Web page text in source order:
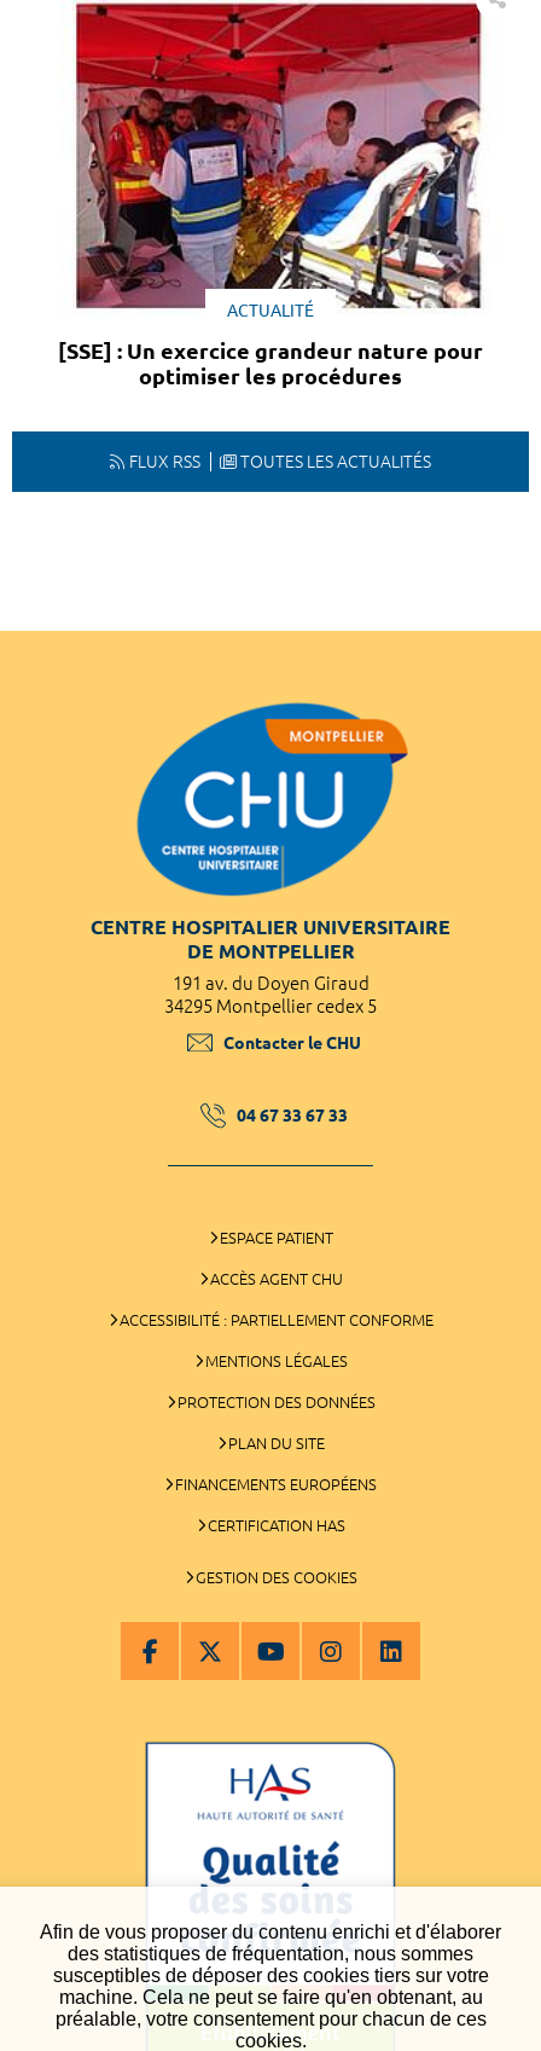
Afin de vous proposer du contenu enrichi et d'élaborer
des statistiques de fréquentation, nous sommes
susceptibles de déposer des cookies tiers sur votre
machine. Cela ne peut se faire qu'en obtenant, au
préalable, votre consentement pour chacun de ces
cookies.
ACTUALITÉ
[SSE] : Un exercice grandeur nature pour
optimiser les procédures
FLUX RSS TOUTES LES ACTUALITÉS
CENTRE HOSPITALIER UNIVERSITAIRE
DE MONTPELLIER
191 av. du Doyen Giraud
34295 Montpellier cedex 5
Contacter le CHU
04 67 33 67 33
ESPACE PATIENT
ACCÈS AGENT CHU
ACCESSIBILITÉ : PARTIELLEMENT CONFORME
MENTIONS LÉGALES
PROTECTION DES DONNÉES
PLAN DU SITE
FINANCEMENTS EUROPÉENS
CERTIFICATION HAS
GESTION DES COOKIES